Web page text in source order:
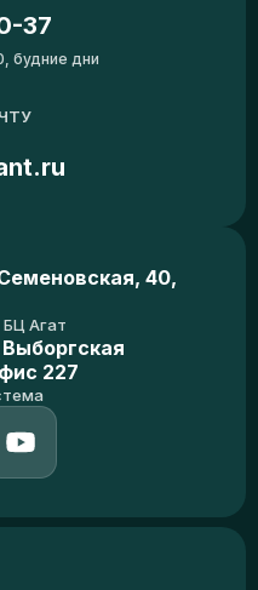
37
будние дни
40,
БЦ Агат
227